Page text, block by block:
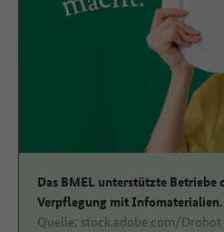
Das BMEL unterstützte Betriebe
Verpflegung mit Infomaterialien.
Quelle: stock.adobe.com/Drobot